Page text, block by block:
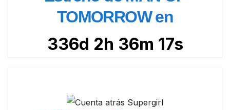
TOMORROW en
336d 2h 36m 16s